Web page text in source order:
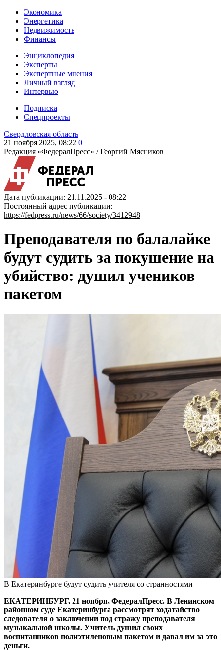
Экономика
Энергетика
Недвижимость
Финансы
Энциклопедия
Эксперты
Экспертные мнения
Личный взгляд
Интервью
Подписка
Спецпроекты
Свердловская область
21 ноября 2025, 08:22 0
Редакция «ФедералПресс» /Георгий Мясников
Дата публикации: 21.11.2025 - 08:22
Постоянный адрес публикации:
https://fedpress.ru/news/66/society/3412948
Преподавателя по балалайке
будут судить за покушение на
убийство: душил учеников
пакетом
В Екатеринбурге будут судить учителя со странностями
ЕКАТЕРИНБУРГ, 21 ноября, ФедералПресс. В Ленинском
районном суде Екатеринбурга рассмотрят ходатайство
следователя о заключении под стражу преподавателя
музыкальной школы. Учитель душил своих
воспитанников полиэтиленовым пакетом и давал им за это
деньги.